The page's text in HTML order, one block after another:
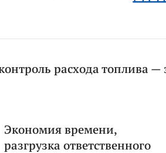
расхода топлива —
Экономия времени,
разгрузка ответственного